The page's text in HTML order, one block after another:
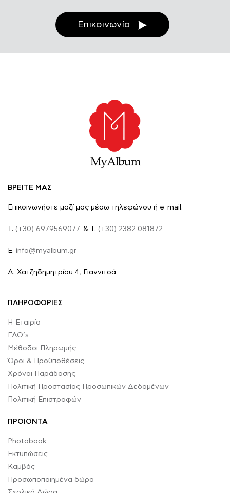
Επικοινωνία
ΒΡΕΙΤΕ ΜΑΣ
Επικοινωνήστε μαζί μας μέσω τηλεφώνου ή e-mail.
Τ. (+30) 6979569077 & Τ. (+30) 2382 081872
E. info@myalbum.gr
Δ. Χατζηδημητρίου 4, Γιαννιτσά
ΠΛΗΡΟΦΟΡΙΕΣ
Η Εταιρία
FAQ’s
Μέθοδοι Πληρωμής
Όροι & Προϋποθέσεις
Χρόνοι Παράδοσης
Πολιτική Προστασίας Προσωπικών Δεδομένων
Πολιτική Επιστροφών
ΠΡΟΙΟΝΤΑ
Photobook
Εκτυπώσεις
Καμβάς
Προσωποποιημένα δώρα